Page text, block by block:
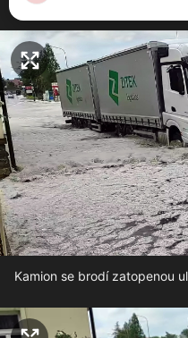
Kamion se brodí zatopenou